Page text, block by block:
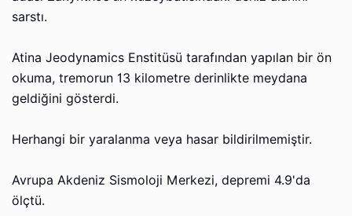
sarstı.
Atina Jeodynamics Enstitüsü tarafından yapılan bir ön
okuma, tremorun 13 kilometre derinlikte meydana
geldiğini gösterdi.
Herhangi bir yaralanma veya hasar bildirilmemiştir.
Avrupa Akdeniz Sismoloji Merkezi, depremi 4.9'da
ölçtü.